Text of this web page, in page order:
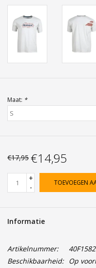
Maat: *
€17,95 €14,95
+
-
TOEVOEGEN
Informatie
Artikelnummer:
Beschikbaarheid: Op